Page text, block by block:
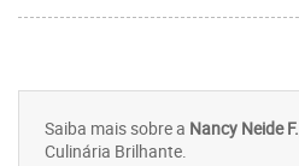
Saiba mais sobre a Nancy Neide F.
Culinária Brilhante.